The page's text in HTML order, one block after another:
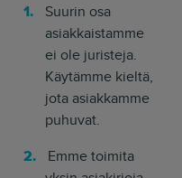
Suurin osa
asiakkaistamme
ei ole juristeja.
Käytämme kieltä,
jota asiakkamme
puhuvat.
Emme toimita